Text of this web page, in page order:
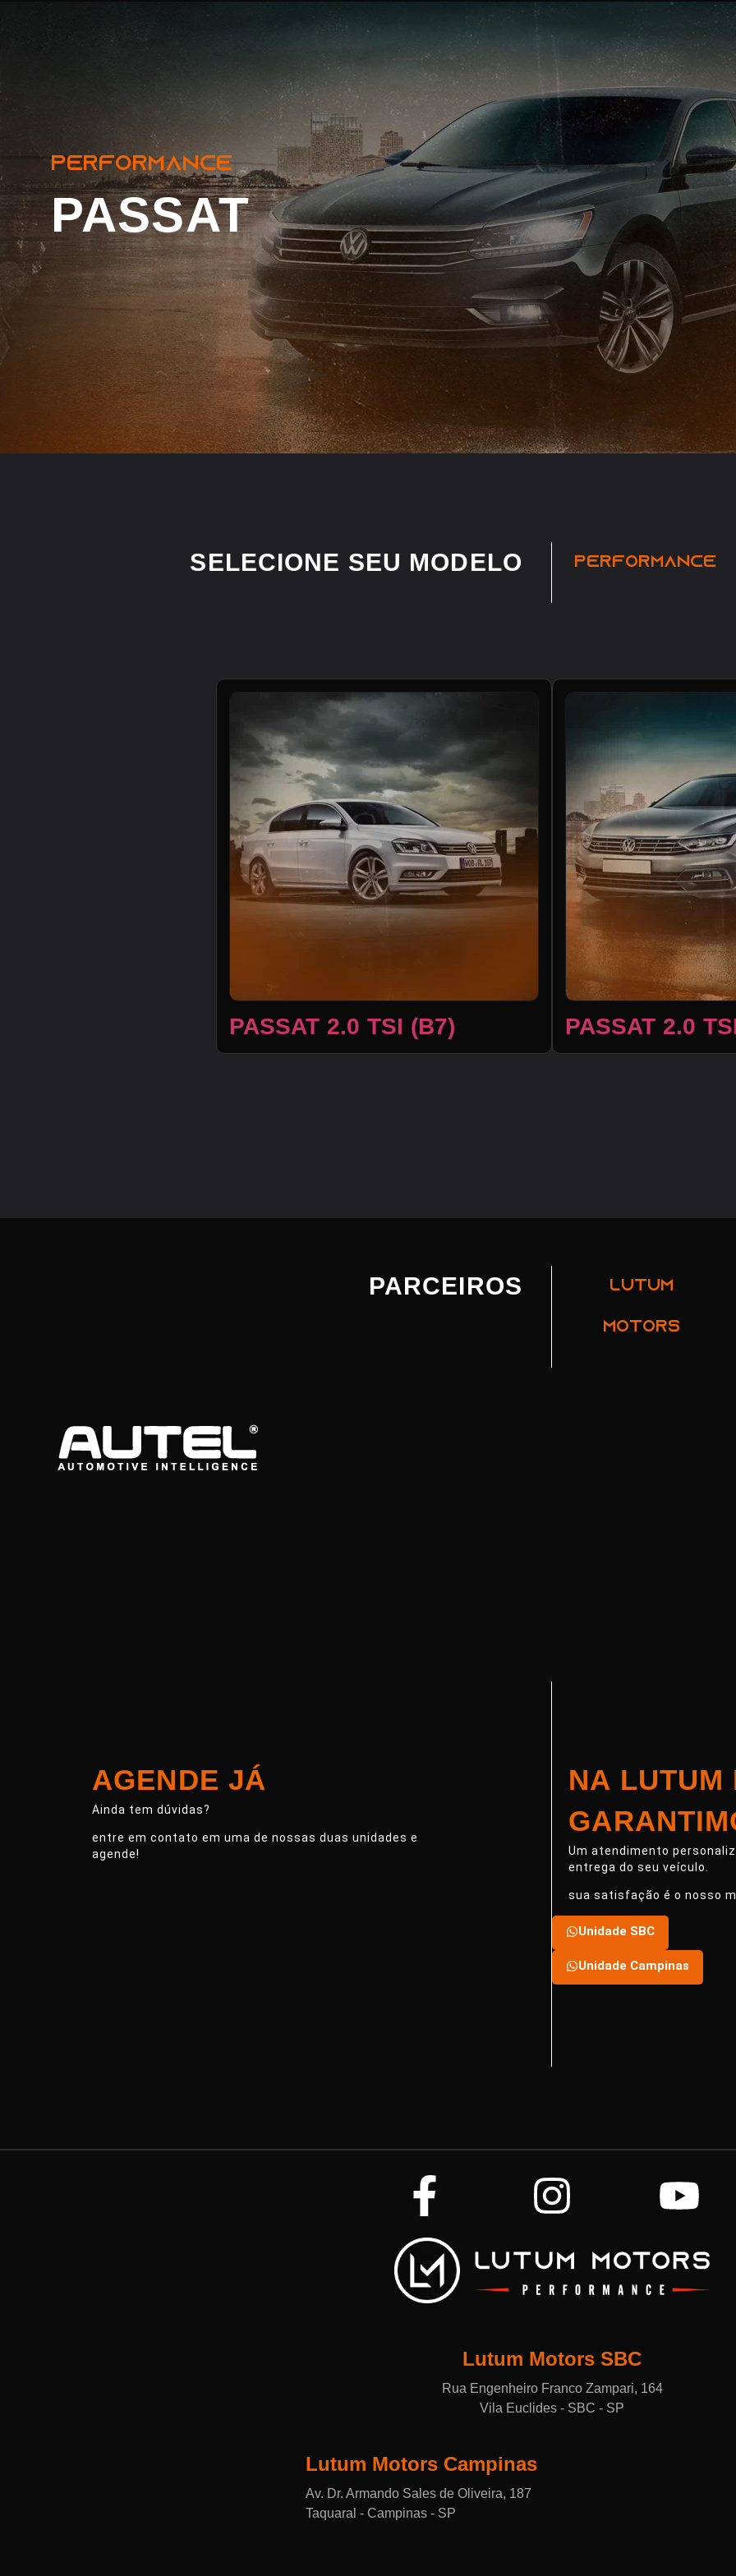
Passat
PERFORMANCE
PASSAT
SELECIONE SEU MODELO PERFORMANCE
PASSAT 2.0 TSI (B7) PASSAT 2.0
PARCEIROS LUTUM
MOTORS
AGENDE JÁ
Ainda tem dúvidas?
entre em contato em uma de nossas duas unidades e
agende!
NA LUTUM
Um atendimento
entrega do seu veículo.
sua satisfação é o nosso
Unidade SBC
Unidade Campinas
Lutum Motors SBC
Rua Engenheiro Franco Zampari, 164
Vila Euclides - SBC - SP
Lutum Motors Campinas
Av. Dr. Armando Sales de Oliveira, 187
Taquaral - Campinas - SP